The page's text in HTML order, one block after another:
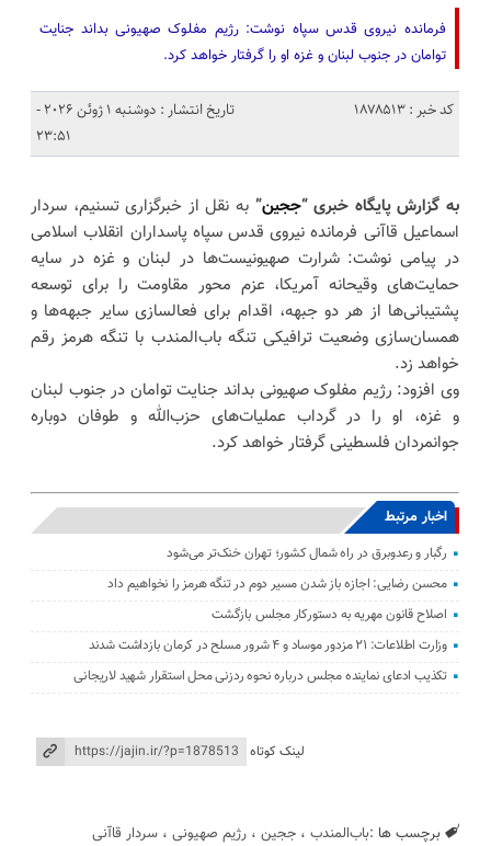
فرمانده نیروی قدس سپاه نوشت: رژیم مفلوک صهیونی بداند جنایت
توامان در جنوب لبنان و غزه او را گرفتار خواهد کرد.
کد خبر : 1878513
تاریخ انتشار : دوشنبه 1 ژوئن 2026 -
23:51
به گزارش پایگاه خبری “ججین” به نقل از خبرگزاری تسنیم، سردار
اسماعیل قاآنی فرمانده نیروی قدس سپاه پاسداران انقلاب اسلامی
در پیامی نوشت: شرارت صهیونیست‌ها در لبنان و غزه در سایه
حمایت‌های وقیحانه آمریکا، عزم محور مقاومت را برای توسعه
پشتیبانی‌ها از هر دو جبهه، اقدام برای فعالسازی سایر جبهه‌ها و
همسان‌سازی وضعیت ترافیکی تنگه باب‌المندب با تنگه هرمز رقم
خواهد زد.
وی افزود: رژیم مفلوک صهیونی بداند جنایت توامان در جنوب لبنان
و غزه، او را در گرداب عملیات‌های حزب‌الله و طوفان دوباره
جوانمردان فلسطینی گرفتار خواهد کرد.
اخبار مرتبط
رگبار و رعدوبرق در راه شمال کشور؛ تهران خنک‌تر می‌شود
محسن رضایی: اجازه باز شدن مسیر دوم در تنگه هرمز را نخواهیم داد
اصلاح قانون مهریه به دستورکار مجلس بازگشت
وزارت اطلاعات: ۲۱ مزدور موساد و ۴ شرور مسلح در کرمان بازداشت شدند
تکذیب ادعای نماینده مجلس درباره نحوه ردزنی محل استقرار شهید لاریجانی
لینک کوتاه
برچسب ها :باب‌المندب ،ججین ،رژیم صهیونی ،سردار قاآنی